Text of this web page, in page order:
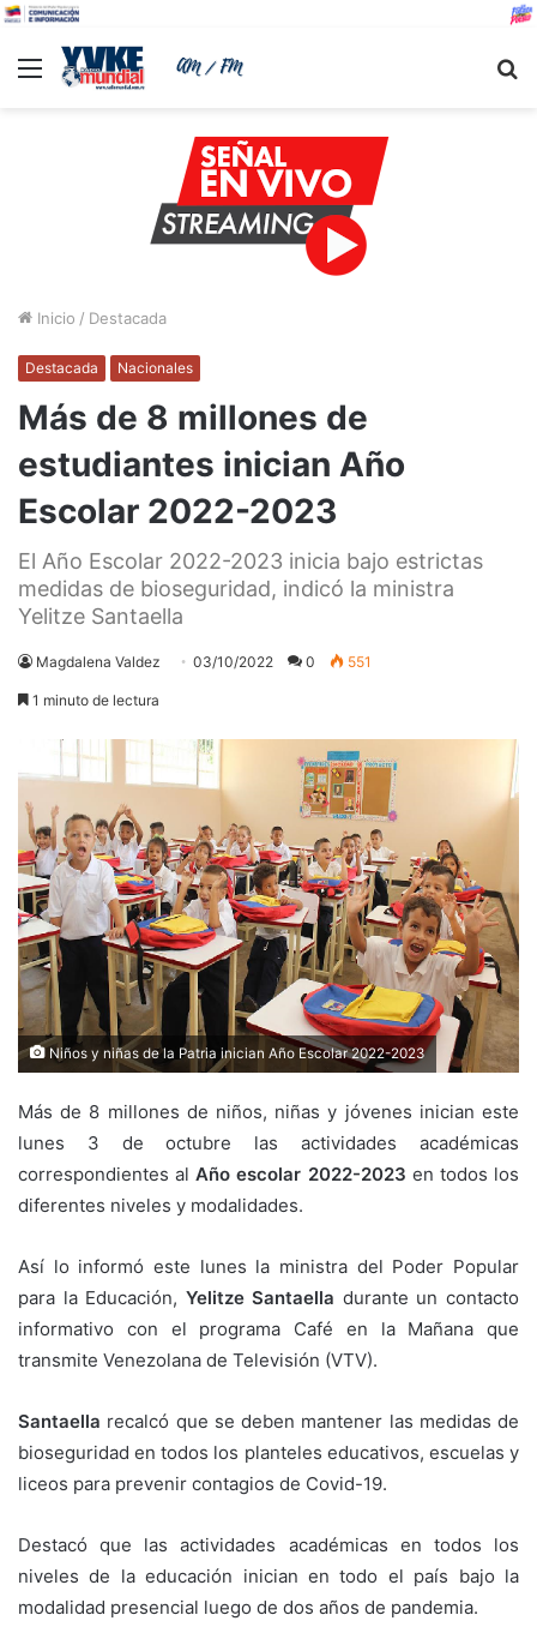
Menu
Inicio / Destacada
Destacada Nacionales
Más de 8 millones de
estudiantes inician Año
Escolar 2022-2023
El Año Escolar 2022-2023 inicia bajo estrictas
medidas de bioseguridad, indicó la ministra
Yelitze Santaella
Magdalena Valdez 03/10/2022 0 551
1 minuto de lectura
Niños y niñas de la Patria inician Año Escolar 2022-2023
Más de 8 millones de niños, niñas y jóvenes inician este
lunes 3 de octubre las actividades académicas
correspondientes alAño escolar 2022-2023 en todos los
diferentes niveles y modalidades.
Así lo informó este lunes la ministra del Poder Popular
para la Educación, Yelitze Santaella durante un contacto
informativo con el programa Café en la Mañana que
transmite Venezolana de Televisión (VTV).
Santaella recalcó que se deben mantener las medidas de
bioseguridad en todos los planteles educativos, escuelas y
liceos para prevenir contagios de Covid-19.
Destacó que las actividades académicas en todos los
niveles de la educación inician en todo el país bajo la
modalidad presencial luego de dos años de pandemia.